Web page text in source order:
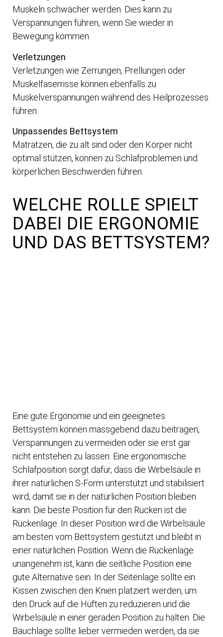
Muskeln schwächer werden. Dies kann zu
Verspannungen führen, wenn Sie wieder in
Bewegung kommen.
Verletzungen
Verletzungen wie Zerrungen, Prellungen oder
Muskelfaserrisse können ebenfalls zu
Muskelverspannungen während des Heilprozesses
führen.
Unpassendes Bettsystem
Matratzen, die zu alt sind oder den Körper nicht
optimal stützen, können zu Schlafproblemen und
körperlichen Beschwerden führen.
WELCHE ROLLE SPIELT
DABEI DIE ERGONOMIE
UND DAS BETTSYSTEM?
Eine gute Ergonomie und ein geeignetes
Bettsystem können massgebend dazu beitragen,
Verspannungen zu vermeiden oder sie erst gar
nicht entstehen zu lassen. Eine ergonomische
Schlafposition sorgt dafür, dass die Wirbelsäule in
ihrer natürlichen S-Form unterstützt und stabilisiert
wird, damit sie in der natürlichen Position bleiben
kann. Die beste Position für den Rücken ist die
Rückenlage. In dieser Position wird die Wirbelsäule
am besten vom Bettsystem gestützt und bleibt in
einer natürlichen Position. Wenn die Rückenlage
unangenehm ist, kann die seitliche Position eine
gute Alternative sein. In der Seitenlage sollte ein
Kissen zwischen den Knien platziert werden, um
den Druck auf die Hüften zu reduzieren und die
Wirbelsäule in einer geraden Position zu halten. Die
Bauchlage sollte lieber vermieden werden, da sie